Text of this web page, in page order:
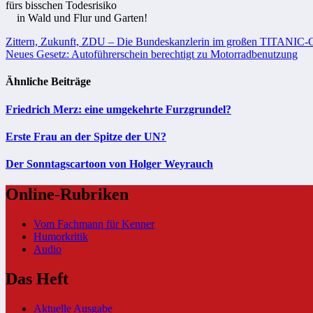
fürs bisschen Todesrisiko
in Wald und Flur und Garten!
Beitragsnavigation
Zittern, Zukunft, ZDU – Die Bundeskanzlerin im großen TITANIC-
Neues Gesetz: Autoführerschein berechtigt zu Motorradbenutzung
Ähnliche Beiträge
Friedrich Merz: eine umgekehrte Furzgrundel?
Erste Frau an der Spitze der UN?
Der Sonntagscartoon von Holger Weyrauch
Online-Rubriken
Vom Fachmann für Kenner
Humorkritik
Audio
Das Heft
Aktuelle Ausgabe